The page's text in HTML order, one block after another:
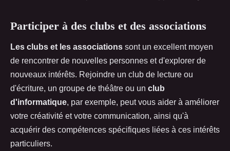
Participer à des clubs et des associations
Les clubs et les associations sont un excellent moyen
de rencontrer de nouvelles personnes et d'explorer de
nouveaux intérêts. Rejoindre un club de lecture ou
d'écriture, un groupe de théâtre ou un club
d'informatique, par exemple, peut vous aider à améliorer
votre créativité et votre communication, ainsi qu'à
acquérir des compétences spécifiques liées à ces intérêts
particuliers.